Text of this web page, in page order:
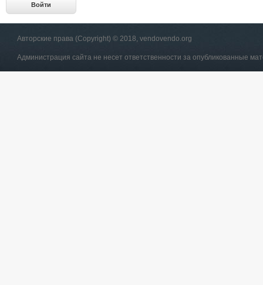
Авторские права (Copyright) © 2018, vendovendo.org
Администрация сайта не несет ответственности за опубликованные